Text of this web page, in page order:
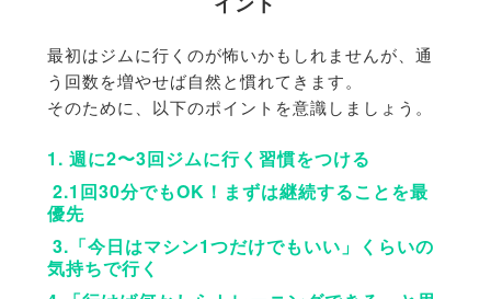
最初はジムに行くのが怖いかもしれませんが、 通
う回数を増やせば自然と慣れてきます。
そのために、 以下のポイントを意識しましょう。
1. 週に2〜3回ジムに行く習慣をつける
2.1回30分でもOK！まずは継続することを最
優先
3.「今日はマシン1つだけでもいい」くらいの
気持ちで行く